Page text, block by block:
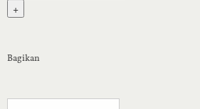
+
Bagikan